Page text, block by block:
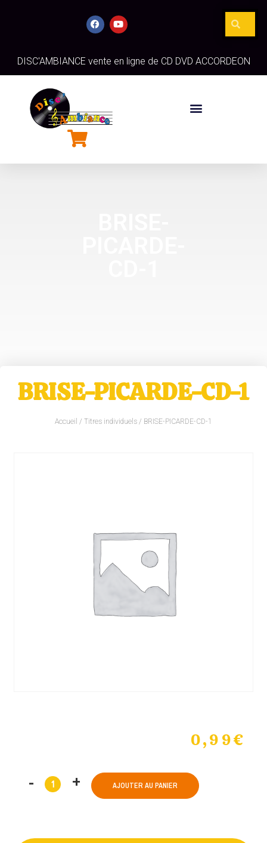
DISC'AMBIANCE vente en ligne de CD DVD ACCORDEON
BRISE-PICARDE-CD-1
Accueil / Titres individuels / BRISE-PICARDE-CD-1
0,99€
AJOUTER AU PANIER